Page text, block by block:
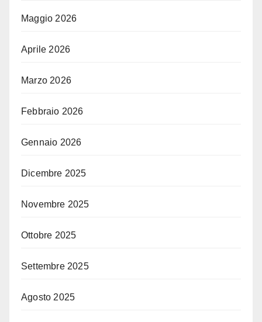
Maggio 2026
Aprile 2026
Marzo 2026
Febbraio 2026
Gennaio 2026
Dicembre 2025
Novembre 2025
Ottobre 2025
Settembre 2025
Agosto 2025